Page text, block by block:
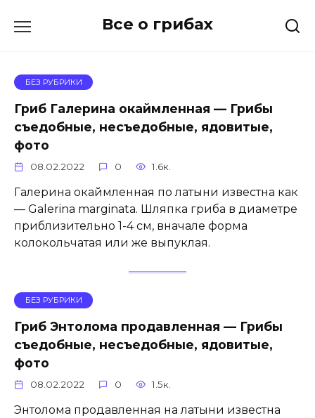
Все о грибах
БЕЗ РУБРИКИ
Гриб Галерина окаймленная — Грибы
съедобные, несъедобные, ядовитые,
фото
08.02.2022 0 1.6к.
Галерина окаймленная по латыни известна как
— Galerina marginata. Шляпка гриба в диаметре
приблизительно 1-4 см, вначале форма
колокольчатая или же выпуклая.
БЕЗ РУБРИКИ
Гриб Энтолома продавленная — Грибы
съедобные, несъедобные, ядовитые,
фото
08.02.2022 0 1.5к.
Энтолома продавленная на латыни известна